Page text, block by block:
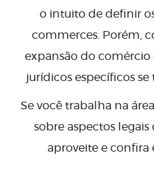
o intuito de definir
commerces. Porém,
expansão do
jurídicos específicos
Se você trabalha na
sobre aspectos
aproveite e confira